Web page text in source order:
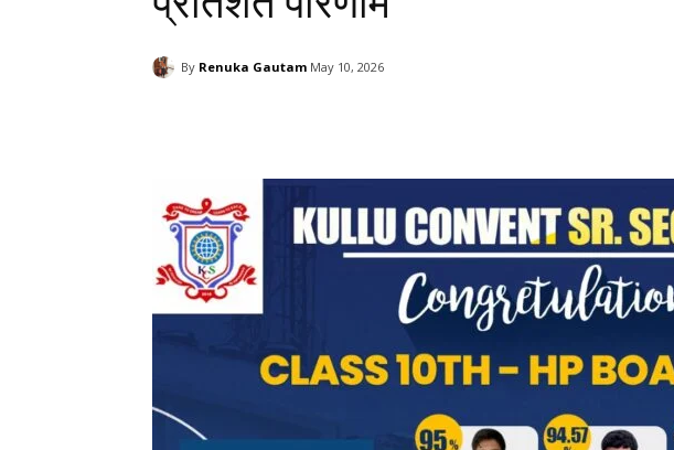
By Renuka Gautam May 10, 2026